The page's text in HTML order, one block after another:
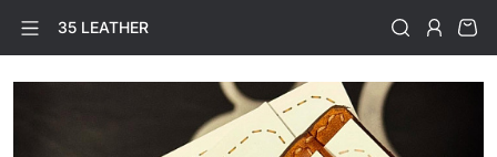
35 LEATHER